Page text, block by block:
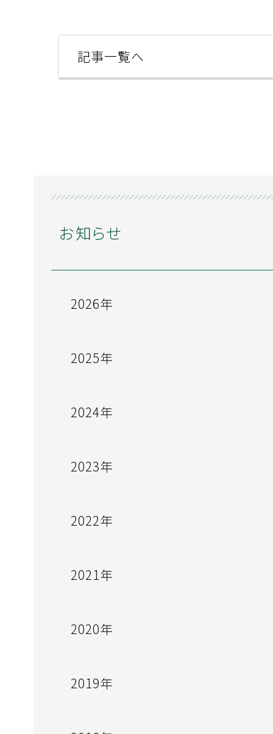
記事一覧へ
お知らせ
2026年
2025年
2024年
2023年
2022年
2021年
2020年
2019年